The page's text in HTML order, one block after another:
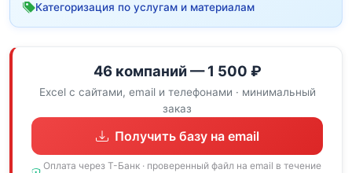
Категоризация по услугам и материалам
46 компаний — 1 500 ₽
Excel с сайтами, email и телефонами · минимальный
заказ
Получить базу на email
Оплата через Т-Банк · проверенный файл на email в течение